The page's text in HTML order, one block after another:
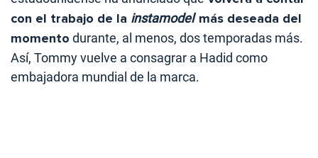
con el trabajo de la instamodelmás deseada del
momento durante, al menos, dos temporadas más.
Así, Tommy vuelve a consagrar a Hadid como
embajadora mundial de la marca.